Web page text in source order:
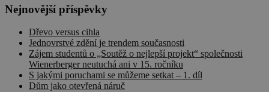
Nejnovější příspěvky
Dřevo versus cihla
Jednovrstvé zdění je trendem současnosti
Zájem studentů o „Soutěž o nejlepší projekt“ společnosti
Wienerberger neutuchá ani v 15. ročníku
S jakými poruchami se můžeme setkat – 1. díl
Dům jako otevřená náruč
nelze bez nezbytně nutných souborů cookie
Název
Poskytovatel
Doména
__cf_bm
Cloudflare Inc.
.onesignal.com
minut
58